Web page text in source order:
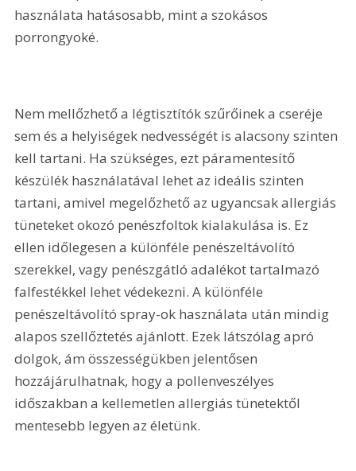
használata hatásosabb, mint a szokásos
porrongyoké.
Nem mellőzhető a légtisztítók szűrőinek a cseréje
sem és a helyiségek nedvességét is alacsony szinten
kell tartani. Ha szükséges, ezt páramentesítő
készülék használatával lehet az ideális szinten
tartani, amivel megelőzhető az ugyancsak allergiás
tüneteket okozó penészfoltok kialakulása is. Ez
ellen időlegesen a különféle penészeltávolító
szerekkel, vagy penészgátló adalékot tartalmazó
falfestékkel lehet védekezni. A különféle
penészeltávolító spray-ok használata után mindig
alapos szellőztetés ajánlott. Ezek látszólag apró
dolgok, ám összességükben jelentősen
hozzájárulhatnak, hogy a pollenveszélyes
időszakban a kellemetlen allergiás tünetektől
mentesebb legyen az életünk.